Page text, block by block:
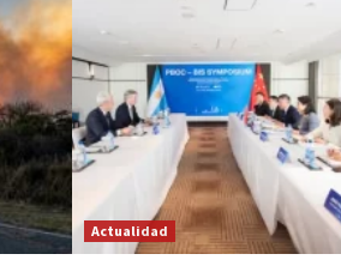
Actualidad